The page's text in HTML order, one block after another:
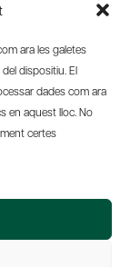
ara les galetes
dispositiu. El
dades com ara
en aquest lloc. No
certes
d'Amics del País